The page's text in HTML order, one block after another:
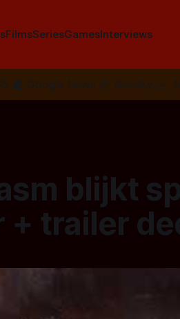
FilmsSeriesGamesInterviews
📰 Google News 🦋 Bluesky ✉️
blijkt
+ trailer